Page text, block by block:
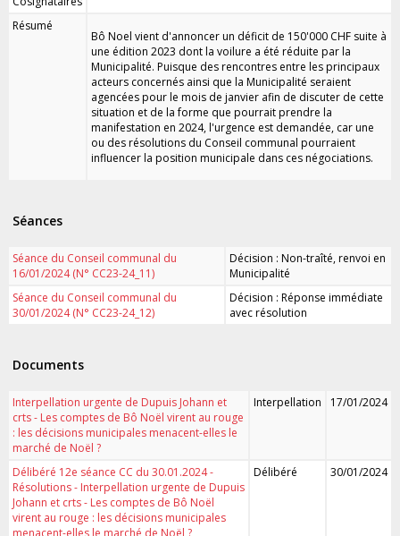
Résumé
Bô Noel vient d'annoncer un déficit de 150'000 CHF suite à
une édition 2023 dont la voilure a été réduite par la
Municipalité. Puisque des rencontres entre les principaux
acteurs concernés ainsi que la Municipalité seraient
agencées pour le mois de janvier afin de discuter de cette
situation et de la forme que pourrait prendre la
manifestation en 2024, l'urgence est demandée, car une
ou des résolutions du Conseil communal pourraient
influencer la position municipale dans ces négociations.
Séances
Séance du Conseil communal du
16/01/2024 (N° CC23-24_11)
Décision : Non-traîté, renvoi en
Municipalité
Séance du Conseil communal du
30/01/2024 (N° CC23-24_12)
Décision : Réponse immédiate
avec résolution
Documents
Interpellation urgente de Dupuis Johann et
crts - Les comptes de Bô Noël virent au rouge
: les décisions municipales menacent-elles le
marché de Noël ?
Interpellation 17/01/2024
Délibéré 12e séance CC du 30.01.2024 -
Résolutions - Interpellation urgente de Dupuis
Johann et crts - Les comptes de Bô Noël
virent au rouge : les décisions municipales
menacent-elles le marché de Noël ?
Délibéré 30/01/2024